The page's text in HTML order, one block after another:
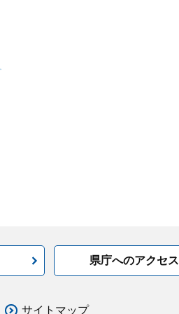
県庁へのアクセス
サイトマップ